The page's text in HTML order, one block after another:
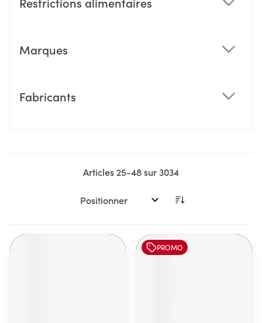
Marques
Fabricants
Articles 25-48sur3034
Trier par:
PROMO